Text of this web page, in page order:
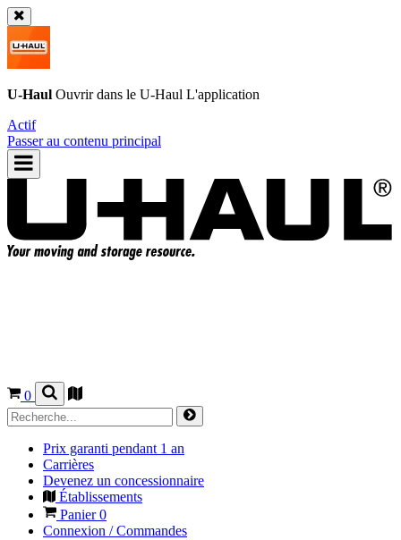
U-Haul Ouvrir dans le U-Haul L'application
Actif
Passer au contenu principal
0
Prix garanti pendant 1 an
Carrières
Devenez un concessionnaire
Établissements
Panier0
Connexion / Commandes